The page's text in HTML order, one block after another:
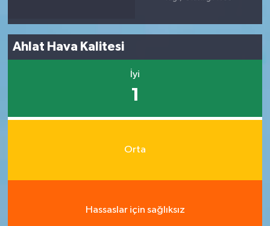
Ahlat Hava Kalitesi
İyi
1
Orta
Hassaslar için sağlıksız